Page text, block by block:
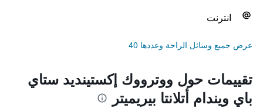
انترنت
عرض جميع وسائل الراحة وعددها 40
تقييمات حول ووترووك إكستينديد ستاي
باي ويندام أتلانتا بيريميتر